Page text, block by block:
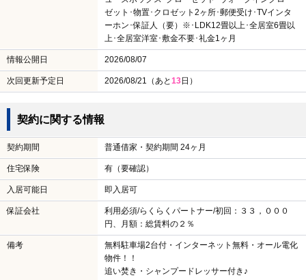
ゼット･物置･クロゼット2ヶ所･郵便受け･TVインタ
ーホン･保証人（要）※･LDK12畳以上･全居室6畳以
上･全居室洋室･敷金不要･礼金1ヶ月
情報公開日 2026/08/07
次回更新予定日 2026/08/21（あと13日）
契約に関する情報
契約期間 普通借家・契約期間 24ヶ月
住宅保険 有（要確認）
入居可能日 即入居可
保証会社
利用必須/らくらくパートナー/初回：３３，０００
円、月額：総賃料の２％
備考
無料駐車場2台付・インターネット無料・オール電化
物件！！
追い焚き・シャンプードレッサー付き♪